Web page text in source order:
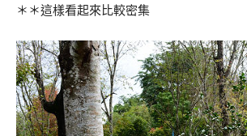
＊＊這樣看起來比較密集